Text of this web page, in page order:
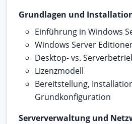
Grundlagen und
Einführung in Windows
Windows Server
Desktop- vs.
Lizenzmodell
Bereitstellung,
Grundkonfiguration
Serververwaltung und